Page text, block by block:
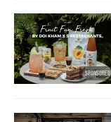
SPONSORED